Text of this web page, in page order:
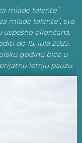
mlade talente”
mlade talente”, sva
uspešno okončana.
do 15. jula 2025.
godinu biće u
letnju pauzu.